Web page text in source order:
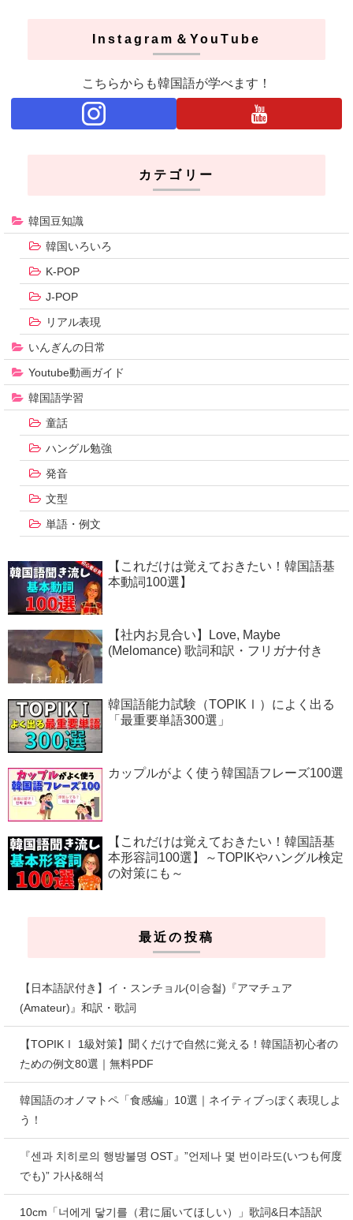
Instagram＆YouTube
こちらからも韓国語が学べます！
カテゴリー
韓国豆知識
韓国いろいろ
K-POP
J-POP
リアル表現
いんぎんの日常
Youtube動画ガイド
韓国語学習
童話
ハングル勉強
発音
文型
単語・例文
【これだけは覚えておきたい！韓国語基
本動詞100選】
【社内お見合い】Love, Maybe
(Melomance) 歌詞和訳・フリガナ付き
韓国語能力試験（TOPIKⅠ）によく出る
「最重要単語300選」
カップルがよく使う韓国語フレーズ100選
【これだけは覚えておきたい！韓国語基
本形容詞100選】～TOPIKやハングル検定
の対策にも～
最近の投稿
【日本語訳付き】イ・スンチョル(이승철)『アマチュア
(Amateur)』和訳・歌詞
【TOPIKⅠ 1級対策】聞くだけで自然に覚える！韓国語初心者の
ための例文80選｜無料PDF
韓国語のオノマトペ「食感編」10選｜ネイティブっぽく表現しよ
う！
『센과 치히로의 행방불명 OST』”언제나 몇 번이라도(いつも何度
でも)” 가사&해석
10cm「너에게 닿기를（君に届いてほしい）」歌詞&日本語訳